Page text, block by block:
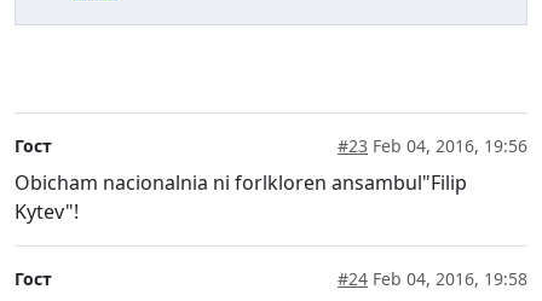
Гост #23 Feb 04, 2016, 19:56
Obicham nacionalnia ni forlkloren ansambul"Filip
Kytev"!
Гост #24 Feb 04, 2016, 19:58